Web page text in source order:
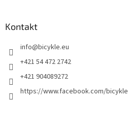
Kontakt
info@bicykle.eu
+421 54 472 2742
+421 904089272
https://www.facebook.com/bicykle